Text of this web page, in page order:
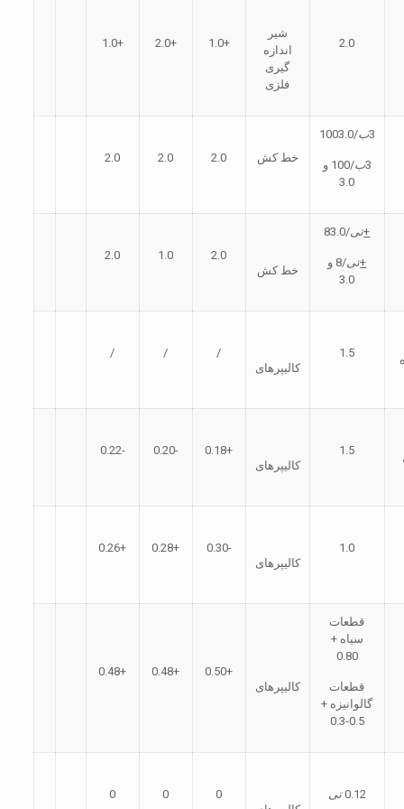
2.0
شیر
اندازه
گیری
فلزی
+1.0
+2.0
+1.0
3ب/1003.0
3ب
/100 و
3.0
خط كش 2.0
2.0
2.0
+تی/83.0
+تی
/8 و
3.0
خط كش
2.0
1.0
2.0
1.5
کالیپرهای
/
/
/
1.5
کالیپرهای
+0.18
-0.20
-0.22
1.0
کالیپرهای
-0.30
+0.28
+0.26
قطعات
سیاه +
0.80
قطعات
گالوانیزه +
0.5-0.3
کالیپرهای
+0.50
+0.48
+0.48
0.12 تی
0
0
0